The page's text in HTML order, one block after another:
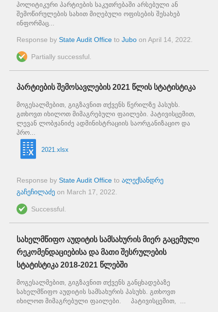
პოლიტიკური პარტიების საკუთრებაში არსებული ან
შემოწირულების სახით მიღებული ოფისების შესახებ
ინფორმაც...
Response by State Audit Office to Jubo on April 14, 2022
Partially successful.
პარტიების შემოსავლების 2021 წლის სტატისტიკა
მოგესალმებით, გიგზავნით თქვენს წერილზე პასუხს.
გთხოვთ იხილოთ მიმაგრებული ფაილები. პატივისცემით,
ლევან ლობჟანიძე ადმინისტრაციის საორგანიზაციო და
პრო...
2021.xlsx
Response by State Audit Office to ალექსანდრე
გაჩეჩილაძე on March 17, 2022
Successful.
სახელმწიფო აუდიტის სამსახურის მიერ გაცემული
რეკომენდაციებისა და მათი შესრულების
სტატისტიკა 2018-2021 წლებში
მოგესალმებით, გიგზავნით თქვენს განცხადებაზე
სახელმწიფო აუდიტის სამსახურის პასუხს. გთხოვთ
იხილოთ მიმაგრებული ფაილები. პატივისცემით, ...